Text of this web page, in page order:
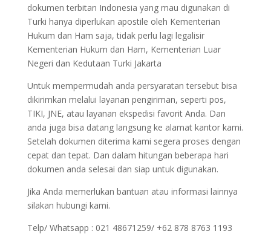
dokumen terbitan Indonesia yang mau digunakan di
Turki hanya diperlukan apostile oleh Kementerian
Hukum dan Ham saja, tidak perlu lagi legalisir
Kementerian Hukum dan Ham, Kementerian Luar
Negeri dan Kedutaan Turki Jakarta
Untuk mempermudah anda persyaratan tersebut bisa
dikirimkan melalui layanan pengiriman, seperti pos,
TIKI, JNE, atau layanan ekspedisi favorit Anda. Dan
anda juga bisa datang langsung ke alamat kantor kami.
Setelah dokumen diterima kami segera proses dengan
cepat dan tepat. Dan dalam hitungan beberapa hari
dokumen anda selesai dan siap untuk digunakan.
Jika Anda memerlukan bantuan atau informasi lainnya
silakan hubungi kami.
Telp/ Whatsapp : 021 48671259/ +62 878 8763 1193